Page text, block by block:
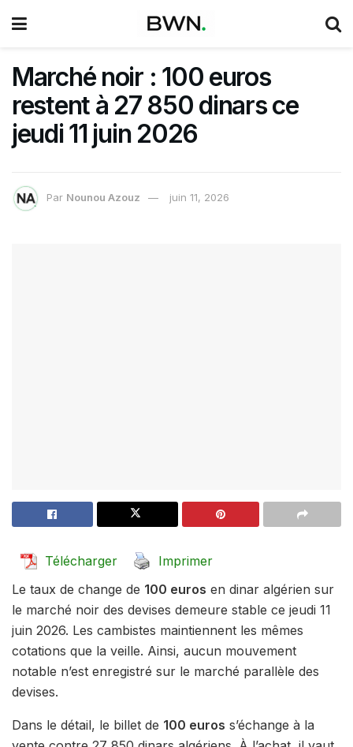
Marché noir : 100 euros
restent à 27 850 dinars ce
jeudi 11 juin 2026
Par Nounou Azouz juin 11, 2026
Télécharger
Imprimer
Le taux de change de 100 euros en dinar algérien sur
le marché noir des devises demeure stable ce jeudi 11
juin 2026. Les cambistes maintiennent les mêmes
cotations que la veille. Ainsi, aucun mouvement
notable n’est enregistré sur le marché parallèle des
devises.
Dans le détail, le billet de 100 euros s’échange à la